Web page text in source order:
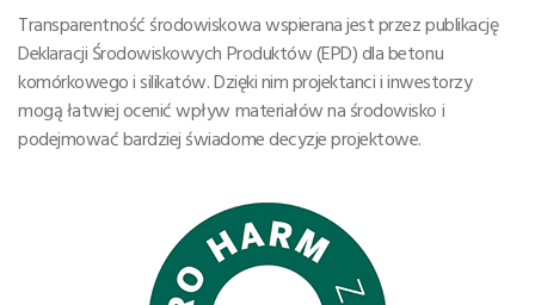
Transparentność środowiskowa wspierana jest przez publikację
Deklaracji Środowiskowych Produktów (EPD) dla betonu
komórkowego i silikatów. Dzięki nim projektanci i inwestorzy
mogą łatwiej ocenić wpływ materiałów na środowisko i
podejmować bardziej świadome decyzje projektowe.